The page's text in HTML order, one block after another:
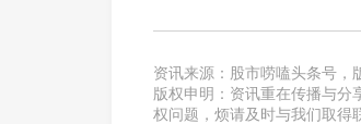
资讯来源：股市唠嗑头条号，
版权申明：资讯重在传播与分
权问题，烦请及时与我们取得